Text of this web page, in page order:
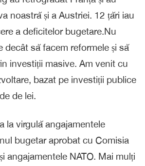
noastră și a Austriei. 12 țări iau
a deficitelor bugetare.Nu
decât să facem reformele și să
investiții masive. Am venit cu
bazat pe investiții publice
de lei.
la virgulă angajamentele
bugetar aprobat cu Comisia
angajamentele NATO. Mai mulți